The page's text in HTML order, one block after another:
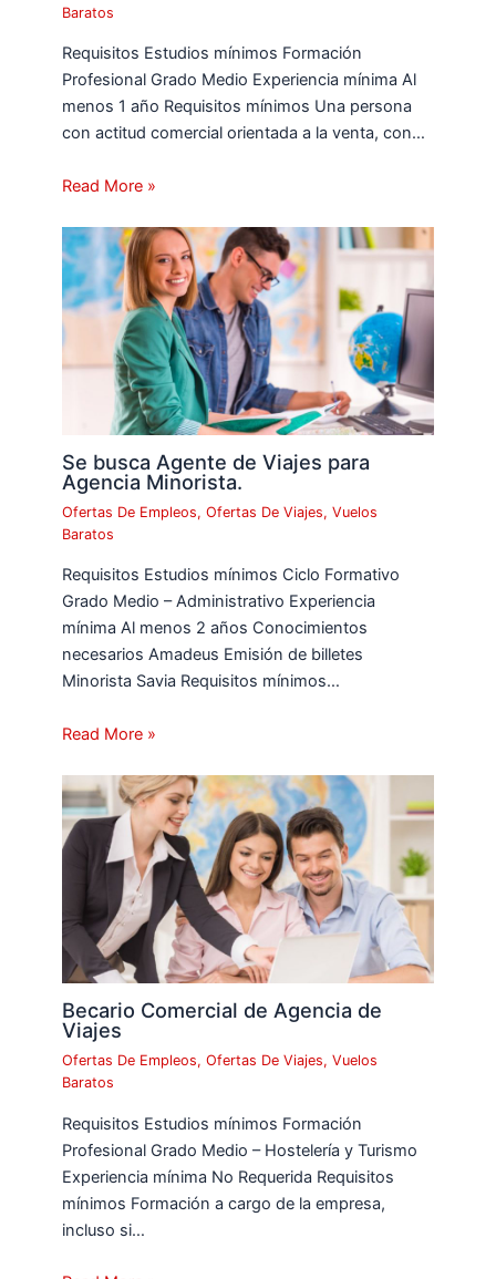
Baratos
Requisitos Estudios mínimos Formación
Profesional Grado Medio Experiencia mínima Al
menos 1 año Requisitos mínimos Una persona
con actitud comercial orientada a la venta, con…
Read More »
Se busca Agente de Viajes para
Agencia Minorista.
Ofertas De Empleos,Ofertas De Viajes,Vuelos
Baratos
Requisitos Estudios mínimos Ciclo Formativo
Grado Medio – Administrativo Experiencia
mínima Al menos 2 años Conocimientos
necesarios Amadeus Emisión de billetes
Minorista Savia Requisitos mínimos…
Read More »
Becario Comercial de Agencia de
Viajes
Ofertas De Empleos,Ofertas De Viajes,Vuelos
Baratos
Requisitos Estudios mínimos Formación
Profesional Grado Medio – Hostelería y Turismo
Experiencia mínima No Requerida Requisitos
mínimos Formación a cargo de la empresa,
incluso si…